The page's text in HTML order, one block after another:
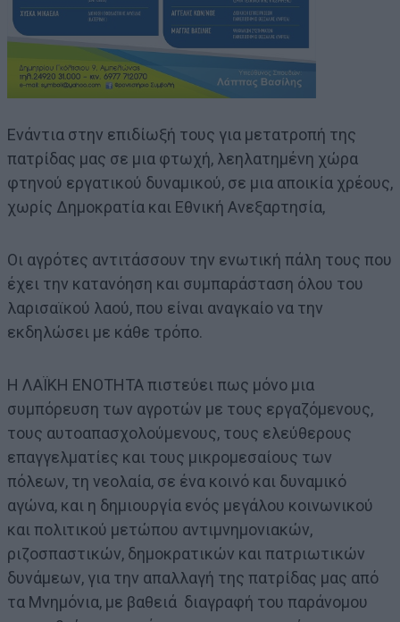
Ενάντια στην επιδίωξή τους για μετατροπή της
πατρίδας μας σε μια φτωχή, λεηλατημένη χώρα
φτηνού εργατικού δυναμικού, σε μια αποικία χρέους,
χωρίς Δημοκρατία και Εθνική Ανεξαρτησία,
Οι αγρότες αντιτάσσουν την ενωτική πάλη τους που
έχει την κατανόηση και συμπαράσταση όλου του
λαρισαϊκού λαού, που είναι αναγκαίο να την
εκδηλώσει με κάθε τρόπο.
Η ΛΑΪΚΗ ΕΝΟΤΗΤΑ πιστεύει πως μόνο μια
συμπόρευση των αγροτών με τους εργαζόμενους,
τους αυτοαπασχολούμενους, τους ελεύθερους
επαγγελματίες και τους μικρομεσαίους των
πόλεων, τη νεολαία, σε ένα κοινό και δυναμικό
αγώνα, και η δημιουργία ενός μεγάλου κοινωνικού
και πολιτικού μετώπου αντιμνημονιακών,
ριζοσπαστικών, δημοκρατικών και πατριωτικών
δυνάμεων, για την απαλλαγή της πατρίδας μας από
τα Μνημόνια, με βαθειά διαγραφή του παράνομου